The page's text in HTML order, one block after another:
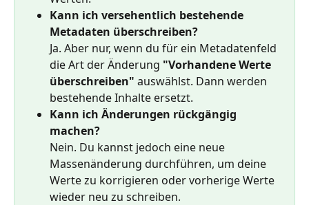
Kann ich versehentlich bestehende
Metadaten überschreiben?
Ja. Aber nur, wenn du für ein Metadatenfeld
die Art der Änderung "Vorhandene Werte
überschreiben" auswählst. Dann werden
bestehende Inhalte ersetzt.
Kann ich Änderungen rückgängig
machen?
Nein. Du kannst jedoch eine neue
Massenänderung durchführen, um deine
Werte zu korrigieren oder vorherige Werte
wieder neu zu schreiben.